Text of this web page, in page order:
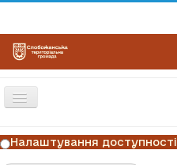
Перемикач
ГОЛОВНА
Налаштування доступності